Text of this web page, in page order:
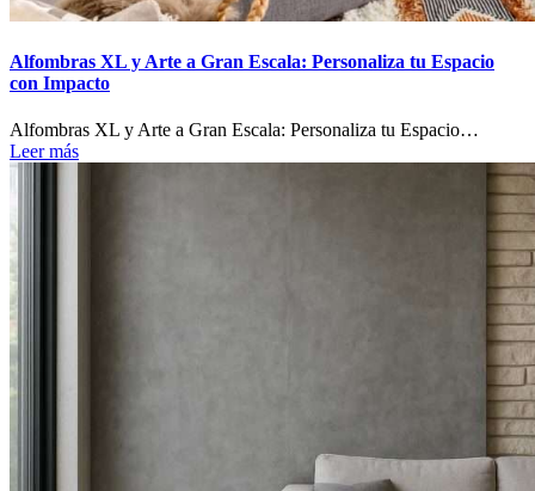
Alfombras XL y Arte a Gran Escala: Personaliza tu Espacio
con Impacto
Alfombras XL y Arte a Gran Escala: Personaliza tu Espacio…
Leer más